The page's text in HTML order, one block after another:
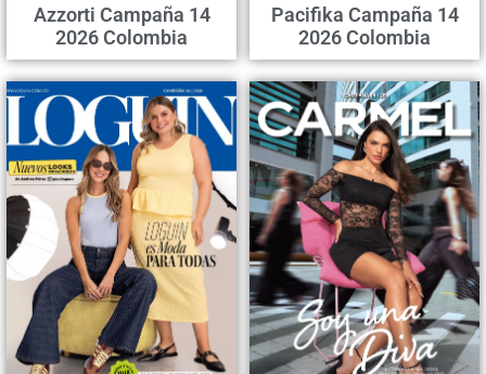
Azzorti Campaña 14
2026 Colombia
Pacifika Campaña 14
2026 Colombia